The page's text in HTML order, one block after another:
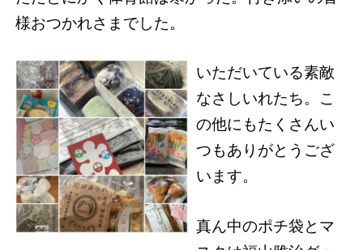
様おつかれさまでした。
いただいている素敵
なさしいれたち。こ
の他にもたくさんい
つもありがとうござ
います。
真ん中のポチ袋とマ